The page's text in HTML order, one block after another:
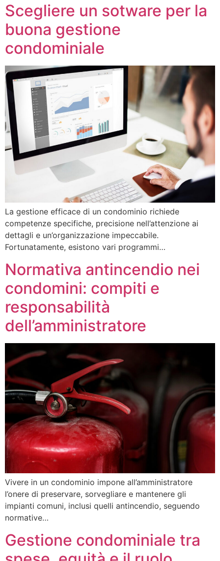
Scegliere un sotware per la
buona gestione
condominiale
La gestione efficace di un condominio richiede
competenze specifiche, precisione nell’attenzione ai
dettagli e un’organizzazione impeccabile.
Fortunatamente, esistono vari programmi…
Normativa antincendio nei
condomini: compiti e
responsabilità
dell’amministratore
Vivere in un condominio impone all’amministratore
l’onere di preservare, sorvegliare e mantenere gli
impianti comuni, inclusi quelli antincendio, seguendo
normative…
Gestione condominiale tra